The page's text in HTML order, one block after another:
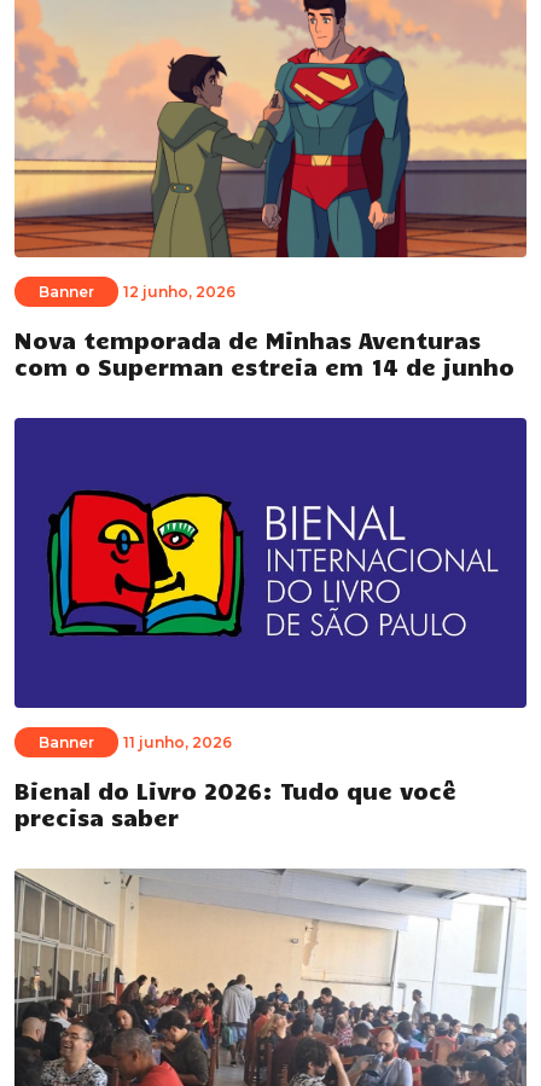
Banner 12 junho, 2026
Nova temporada de Minhas Aventuras
com o Superman estreia em 14 de junho
Banner 11 junho, 2026
Bienal do Livro 2026: Tudo que você
precisa saber